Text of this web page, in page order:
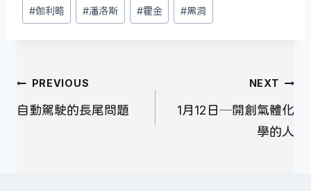
Tags:
#伽利略 #潘洛斯 #霍金 #黑洞
文
章
PREVIOUS
自動駕駛的長尾問題
NEXT
1月12日─開創氣體化
學的人